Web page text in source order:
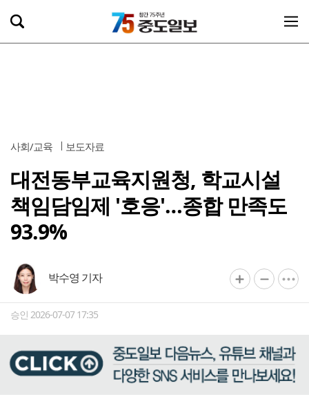
사회/교육 보도자료
대전동부교육지원청, 학교시설
책임담임제 '호응'…종합 만족도
93.9%
박수영 기자
승인 2026-07-07 17:35